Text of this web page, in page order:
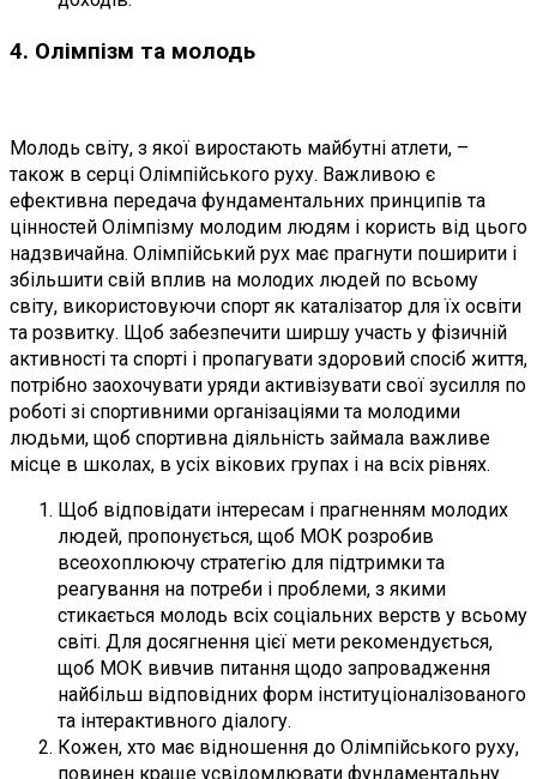
4. Олімпізм та молодь
Молодь світу, з якої виростають майбутні атлети, –
також в серці Олімпійського руху. Важливою є
ефективна передача фундаментальних принципів та
цінностей Олімпізму молодим людям і користь від цього
надзвичайна. Олімпійський рух має прагнути поширити і
збільшити свій вплив на молодих людей по всьому
світу, використовуючи спорт як каталізатор для їх освіти
та розвитку. Щоб забезпечити ширшу участь у фізичній
активності та спорті і пропагувати здоровий спосіб життя,
потрібно заохочувати уряди активізувати свої зусилля по
роботі зі спортивними організаціями та молодими
людьми, щоб спортивна діяльність займала важливе
місце в школах, в усіх вікових групах і на всіх рівнях.
Щоб відповідати інтересам і прагненням молодих
людей, пропонується, щоб МОК розробив
всеохоплюючу стратегію для підтримки та
реагування на потреби і проблеми, з якими
стикається молодь всіх соціальних верств у всьому
світі. Для досягнення цієї мети рекомендується,
щоб МОК вивчив питання щодо запровадження
найбільш відповідних форм інституціоналізованого
та інтерактивного діалогу.
Кожен, хто має відношення до Олімпійського руху,
повинен краще усвідомлювати фундаментальну